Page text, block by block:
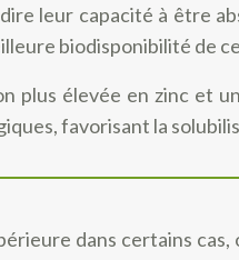
leur capacité à être
biodisponibilité de
élevée en zinc et
favorisant la
dans certains